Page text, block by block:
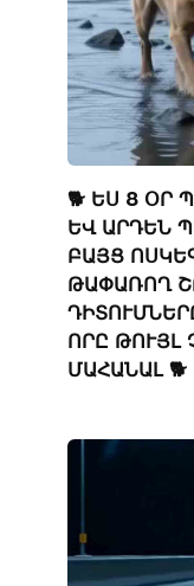
🐕 ԵՍ 8 ՕՐ
ԵՎ ԱՐԴԵՆ
ԲԱՅՑ
ԹԱՓԱՌՈՂ
ՈՐԸ ԹՈՒՅԼ
ՄԱՀԱՆԱԼ 🐕